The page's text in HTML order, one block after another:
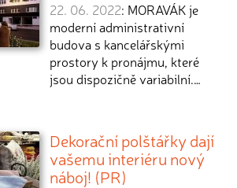
22. 06. 2022: MORAVÁK je
moderní administrativní
budova s kancelářskými
prostory k pronájmu, které
jsou dispozičně variabilní.…
Dekorační polštářky dají
vašemu interiéru nový
náboj! (PR)